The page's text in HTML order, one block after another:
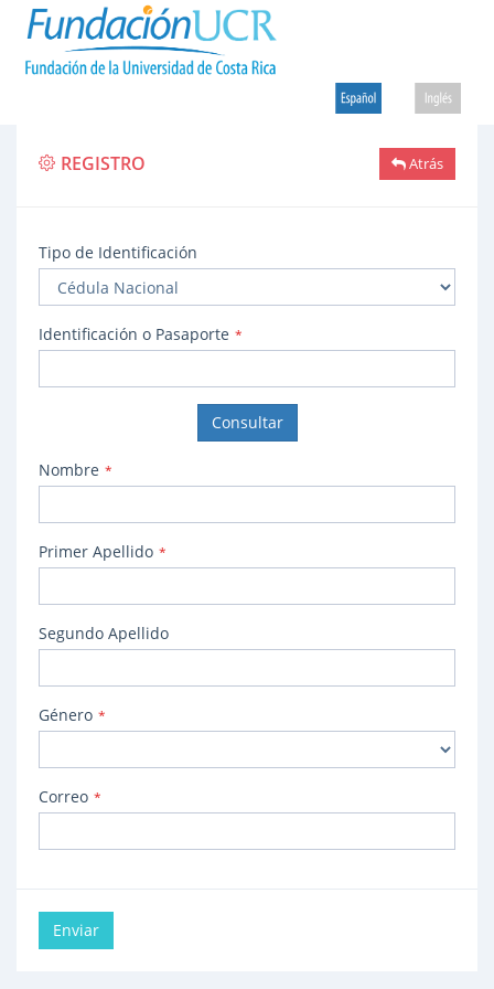
REGISTRO Atrás
Tipo de Identificación
Identificación o Pasaporte *
Consultar
Nombre *
Primer Apellido *
Segundo Apellido
Género *
Correo *